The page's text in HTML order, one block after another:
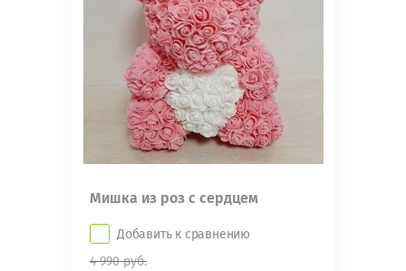
Мишка из роз с сердцем
Добавить к сравнению
4 990руб.